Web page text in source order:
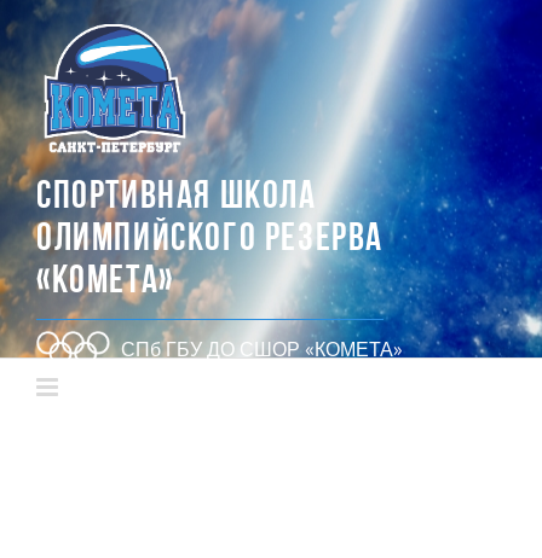
СПОРТИВНАЯ ШКОЛА
ОЛИМПИЙСКОГО РЕЗЕРВА
«КОМЕТА»
СПб ГБУ ДО СШОР «КОМЕТА»